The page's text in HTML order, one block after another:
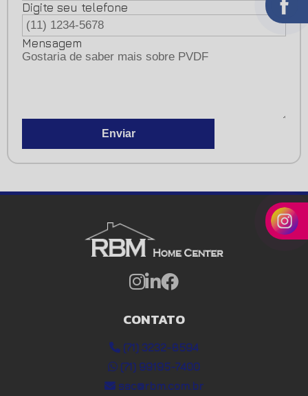
Digite seu telefone
Mensagem
CONTATO
(71) 3232-8594
(71) 99195-7400
sac@rbm.com.br